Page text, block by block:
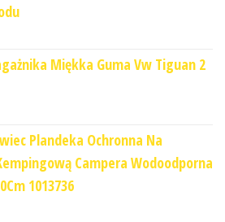
Miękka Guma Vw Tiguan 2
Plandeka Ochronna Na
Campera Wodoodporna
1013736